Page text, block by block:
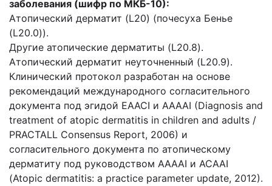
заболевания (шифр по МКБ-10):
Атопический дерматит (L20) (почесуха Бенье
(L20.0)).
Другие атопические дерматиты (L20.8).
Атопический дерматит неуточненный (L20.9).
Клинический протокол разработан на основе
рекомендаций международного согласительного
документа под эгидой EAACI и AAAAI (Diagnosis and
treatment of atopic dermatitis in children and adults /
PRACTALL Consensus Report, 2006) и
согласительного документа по атопическому
дерматиту под руководством AAAAI и ACAAI
(Atopic dermatitis: a practice parameter update, 2012).